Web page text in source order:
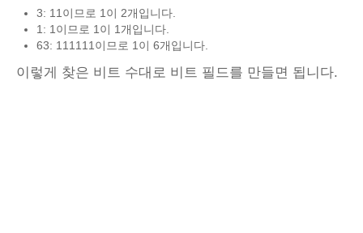
3: 11이므로 1이 2개입니다.
1: 1이므로 1이 1개입니다.
63: 111111이므로 1이 6개입니다.
이렇게 찾은 비트 수대로 비트 필드를 만들면 됩니다.